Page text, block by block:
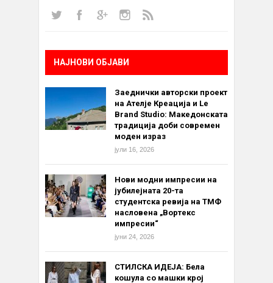
НАЈНОВИ ОБЈАВИ
Заеднички авторски проект
на Ателје Креација и Le
Brand Studio: Македонската
традиција доби современ
моден израз
јули 16, 2026
Нови модни импресии на
јубилејната 20-та
студентска ревија на ТМФ
насловена „Вортекс
импресии“
јуни 24, 2026
СТИЛСКА ИДЕЈА: Бела
кошула со машки крој